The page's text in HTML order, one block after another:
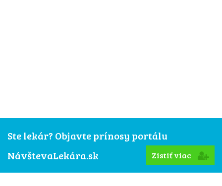
Ste lekár? Objavte prínosy portálu
NávštevaLekára.sk
Zistiť viac